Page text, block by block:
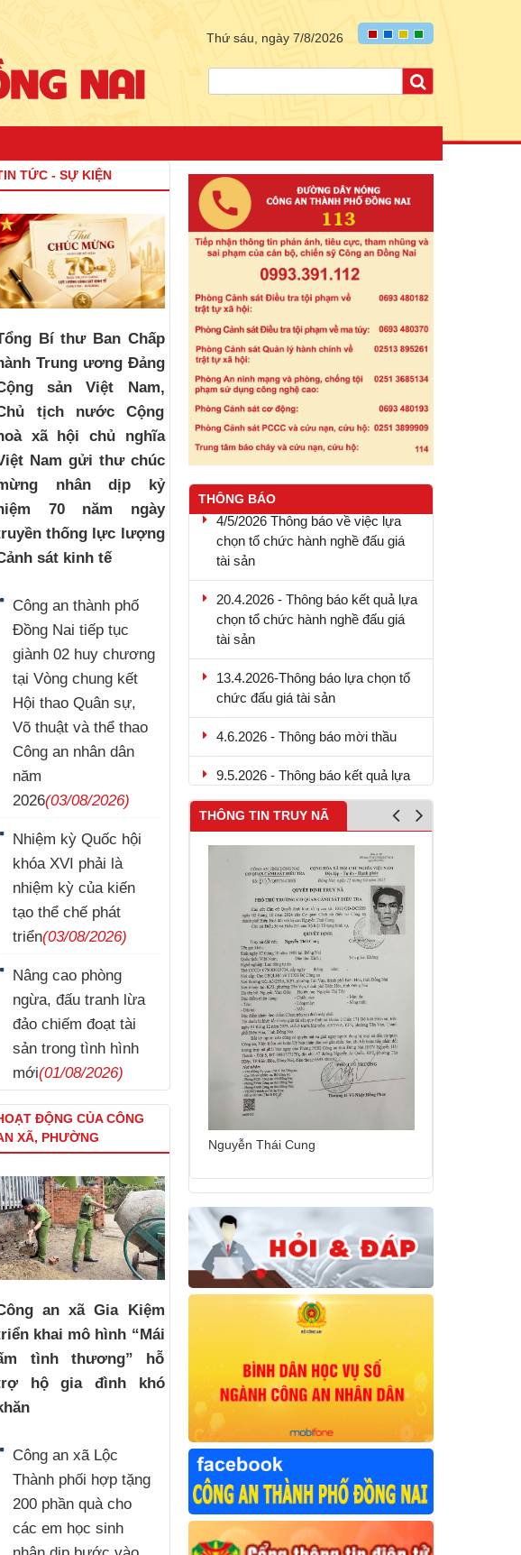
Thứ sáu, ngày 7/8/2026
TỨC - SỰ KIỆN
Bí thư Ban Chấp
Trung ương Đảng
sản Việt Nam,
tịch nước Cộng
xã hội chủ nghĩa
Nam gửi thư chúc
nhân dịp kỷ
70 năm ngày
thống lực lượng
sát kinh tế
Công an thành phố
Đồng Nai tiếp tục
giành 02 huy chương
tại Vòng chung kết
Hội thao Quân sự,
Võ thuật và thể thao
Công an nhân dân
năm
2026(03/08/2026)
Nhiệm kỳ Quốc hội
khóa XVI phải là
nhiệm kỳ của kiến
tạo thể chế phát
triển(03/08/2026)
Nâng cao phòng
ngừa, đấu tranh lừa
đảo chiếm đoạt tài
sản trong tình hình
mới(01/08/2026)
ĐỘNG CỦA CÔNG
XÃ, PHƯỜNG
an xã Gia Kiệm
khai mô hình “Mái
tình thương” hỗ
hộ gia đình khó
Công an xã Lộc
Thành phối hợp tặng
200 phần quà cho
các em học sinh
THÔNG BÁO
4/5/2026 Thông báo về việc lựa
chọn tổ chức hành nghề đấu giá
tài sản
20.4.2026 - Thông báo kết quả lựa
chọn tổ chức hành nghề đấu giá
tài sản
13.4.2026-Thông báo lựa chọn tổ
chức đấu giá tài sản
4.6.2026 - Thông báo mời thầu
9.5.2026 - Thông báo kết quả lựa
chọn tổ chức hành nghề đấu giá
tài sản
THÔNG TIN TRUY NÃ
Minh Tuấn Nguyễn Thái Cung